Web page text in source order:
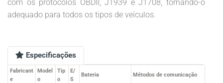
com os protocolos OBDII, J1939 e J1708, tornando-o
adequado para todos os tipos de veículos.
Especificações
Fabricant
e
Model
o
Tip
o
E/
S
Bateria Métodos de comunicação